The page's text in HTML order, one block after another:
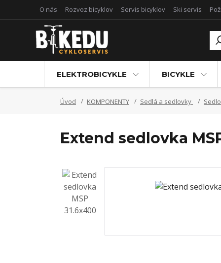
O nás Rozvoz bicyklov Servis bicyklov Ski servis
ELEKTROBICYKLE BICYKLE
Úvod KOMPONENTY Sedlá a sedlovky
Extend sedlovka